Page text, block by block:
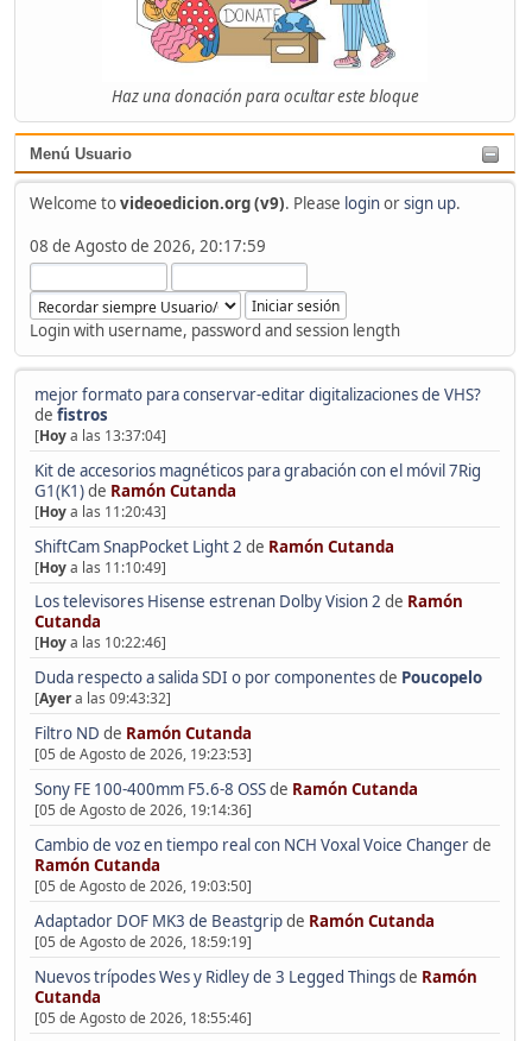
Haz una donación para ocultar este bloque
Menú Usuario
Welcome tovideoedicion.org (v9). Please loginorsign up.
08 de Agosto de 2026, 20:17:59
Login with username, password and session length
mejor formato para conservar-editar digitalizaciones de VHS?
de fistros
[Hoya las 13:37:04]
Kit de accesorios magnéticos para grabación con el móvil 7Rig
G1(K1)de Ramón Cutanda
[Hoya las 11:20:43]
ShiftCam SnapPocket Light 2 de Ramón Cutanda
[Hoya las 11:10:49]
Los televisores Hisense estrenan Dolby Vision 2 de Ramón
Cutanda
[Hoya las 10:22:46]
Duda respecto a salida SDI o por componentesde Poucopelo
[Ayera las 09:43:32]
Filtro ND de Ramón Cutanda
[05 de Agosto de 2026, 19:23:53]
Sony FE 100-400mm F5.6-8 OSSde Ramón Cutanda
[05 de Agosto de 2026, 19:14:36]
Cambio de voz en tiempo real con NCH Voxal Voice Changerde
Ramón Cutanda
[05 de Agosto de 2026, 19:03:50]
Adaptador DOF MK3 de Beastgripde Ramón Cutanda
[05 de Agosto de 2026, 18:59:19]
Nuevos trípodes Wes y Ridley de 3 Legged Thingsde Ramón
Cutanda
[05 de Agosto de 2026, 18:55:46]